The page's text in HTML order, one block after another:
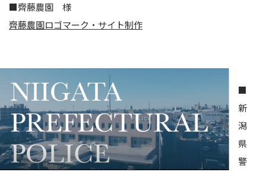
■齊藤農園 様
齊藤農園ロゴマーク・サイト制作
■
新
潟
県
警